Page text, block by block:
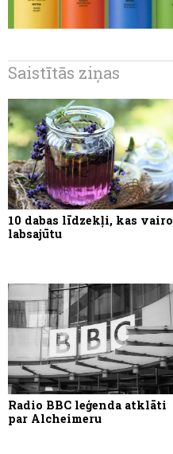
Saistītās ziņas
10 dabas līdzekļi, kas vairo
labsajūtu
Radio BBC leģenda atklāti
par Alcheimeru